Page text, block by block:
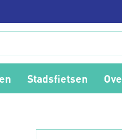
Stadsfietsen